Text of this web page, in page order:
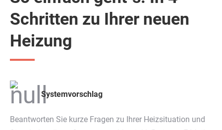
Schritten zu Ihrer neuen
Heizung
Systemvorschlag
Beantworten Sie kurze Fragen zu Ihrer Heizsituation und